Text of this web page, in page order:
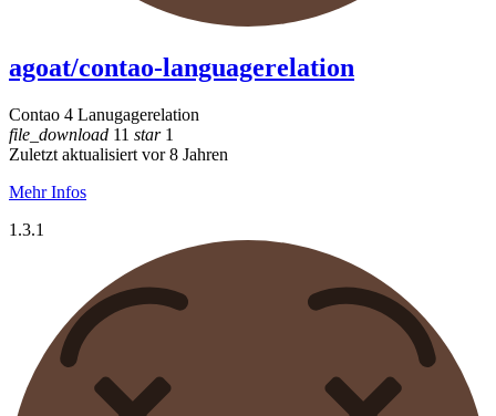
agoat/contao-languagerelation
Contao 4 Lanugagerelation
file_download 11 star1
Zuletzt aktualisiert vor 8 Jahren
Mehr Infos
1.3.1